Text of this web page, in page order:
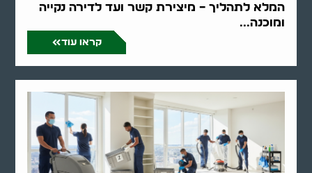
המלא לתהליך – מיצירת קשר ועד לדירה נקייה
ומוכנה...
קראו עוד